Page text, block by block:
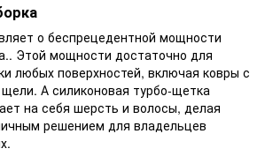
о беспрецедентной мощности
Этой мощности достаточно для
любых поверхностей, включая ковры с
А силиконовая турбо-щетка
на себя шерсть и волосы, делая
решением для владельцев